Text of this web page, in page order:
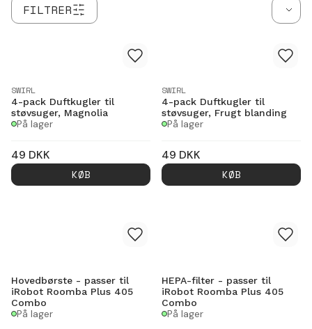
FILTRER
SWIRL
4-pack Duftkugler til
støvsuger, Magnolia
På lager
49 DKK
KØB
SWIRL
4-pack Duftkugler til
støvsuger, Frugt blanding
På lager
49 DKK
KØB
Hovedbørste - passer til
iRobot Roomba Plus 405
Combo
På lager
HEPA-filter - passer til
iRobot Roomba Plus 405
Combo
På lager